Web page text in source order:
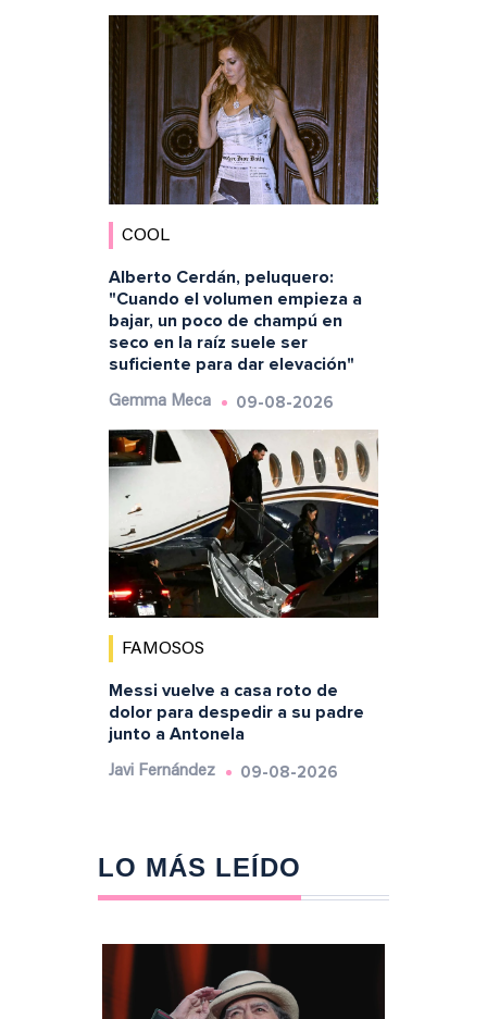
COOL
Alberto Cerdán, peluquero:
"Cuando el volumen empieza a
bajar, un poco de champú en
seco en la raíz suele ser
suficiente para dar elevación"
Gemma Meca 09-08-2026
FAMOSOS
Messi vuelve a casa roto de
dolor para despedir a su padre
junto a Antonela
Javi Fernández 09-08-2026
LO MÁS LEÍDO